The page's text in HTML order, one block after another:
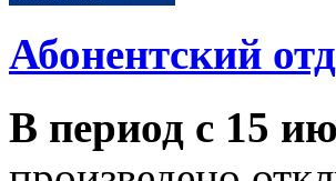
Абонентский
В период с 15